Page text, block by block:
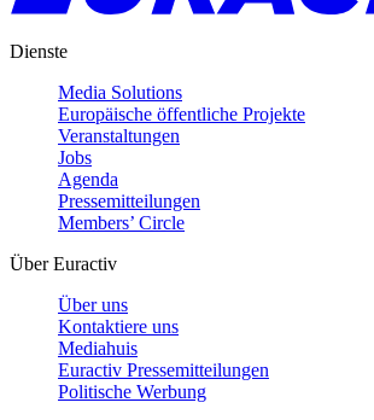
Dienste
Media Solutions
Europäische öffentliche Projekte
Veranstaltungen
Jobs
Agenda
Pressemitteilungen
Members’ Circle
Über Euractiv
Über uns
Kontaktiere uns
Mediahuis
Euractiv Pressemitteilungen
Politische Werbung